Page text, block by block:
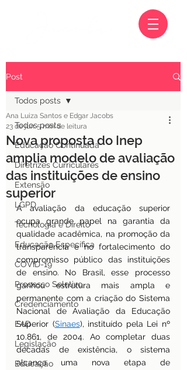
Post
Todos posts
Educação Continuada
Diretrizes Curriculares
Extensão
LGPD
Tecnologia e Direito
Educação Específica
COVID-19
Processo Seletivo
Credenciamento
EAD
Legislação
Educação
Todos posts
Nova proposta do Inep
amplia modelo de avaliação
das instituições de ensino
superior
Ana Luiza Santos e Edgar Jacobs
23 de jun.5 min de leitura
A avaliação da educação superior
ocupa grande papel na garantia da
qualidade acadêmica, na promoção da
transparência e no fortalecimento do
compromisso público das instituições
de ensino. No Brasil, esse processo
ganhou estrutura mais ampla e
permanente com a criação do Sistema
Nacional de Avaliação da Educação
Superior (Sinaes), instituído pela Lei nº
10.861, de 2004. Ao completar duas
décadas de existência, o sistema
alcança uma nova etapa de